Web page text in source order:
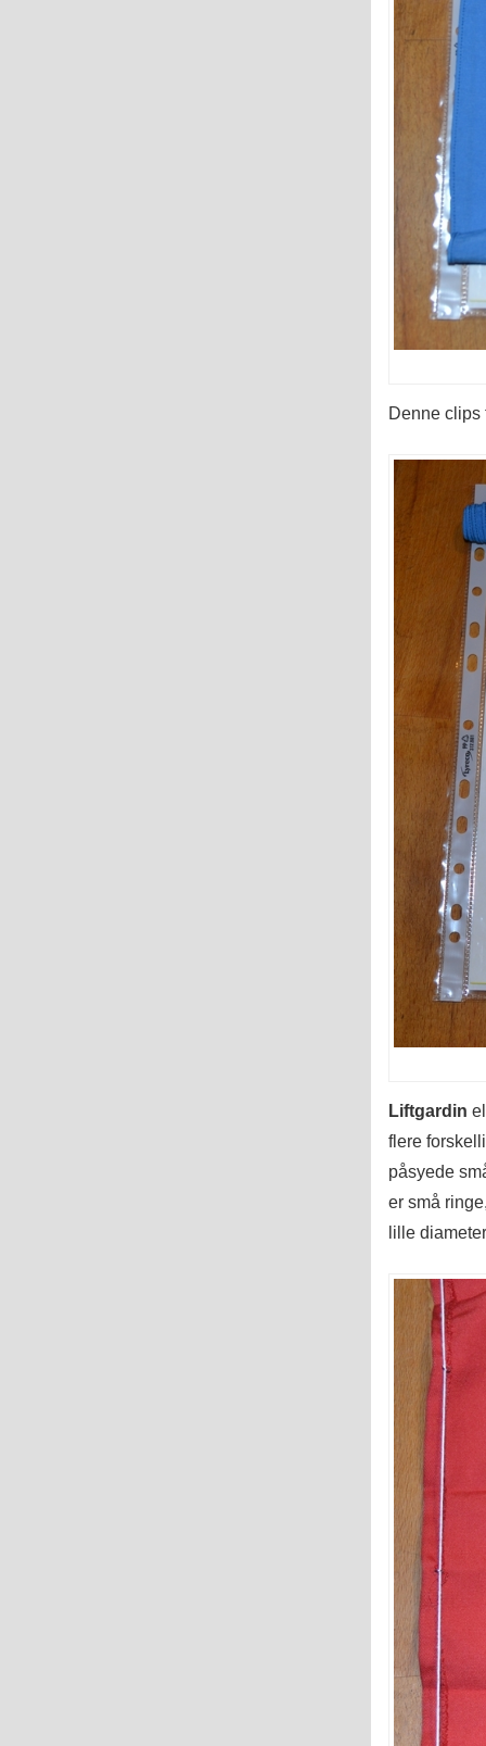
Denne clips
Liftgardin
flere
påsyede
er små
lille